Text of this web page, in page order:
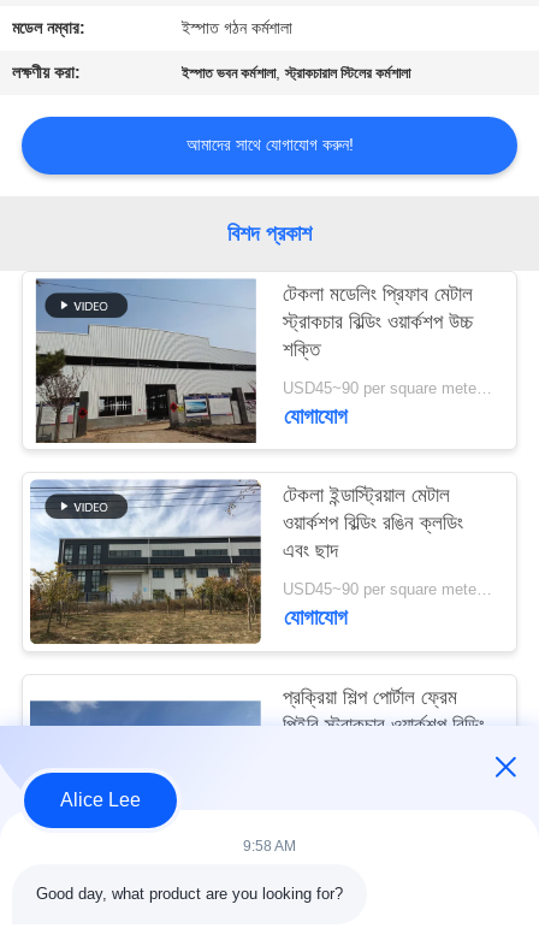
গুণমান
নিয়ন্ত্রণ
আমাদের
সাথে
করুন
খবর
মামলা
সাইট
ম্যাপ
গোপনীয়তা
নীতি
মডেল নম্বার: ইস্পাত গঠন কর্মশালা
লক্ষণীয় করা: ইস্পাত ভবন কর্মশালা,স্ট্রাকচারাল স্টিলের কর্মশালা
আমাদের সাথে যোগাযোগ করুন!
বিশদ প্রকাশ
টেকলা মডেলিং প্রিফাব মেটাল
স্ট্রাকচার বিল্ডিং ওয়ার্কশপ উচ্চ
শক্তি
USD45~90 per square meter MOQ:1000 বর্গ মিটার
যোগাযোগ
টেকলা ইন্ডাস্ট্রিয়াল মেটাল
ওয়ার্কশপ বিল্ডিং রঙিন ক্লডিং
এবং ছাদ
USD45~90 per square meter MOQ:1000 বর্গ মিটার
যোগাযোগ
প্রক্রিয়া শিল্প পোর্টাল ফ্রেম
পিইবি স্ট্রাকচার ওয়ার্কশপ বিল্ডিং
Alice Lee
9:58 AM
Good day, what product are you looking for?